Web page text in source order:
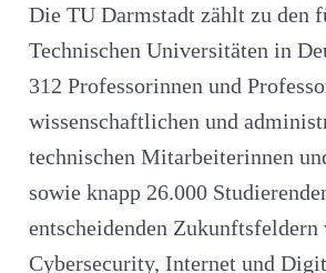
Die TU Darmstadt zählt zu den
Technischen Universitäten in
312 Professorinnen und
wissenschaftlichen und
technischen Mitarbeiterinnen
sowie knapp 26.000
entscheidenden Zukunftsfeldern
Cybersecurity, Internet und